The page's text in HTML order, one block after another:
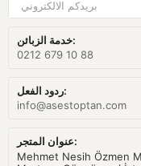
خدمة الزبائن:
0212 679 10 88
ردود الفعل:
info@asestoptan.com
عنوان المتجر:
Mehmet Nesih Özmen